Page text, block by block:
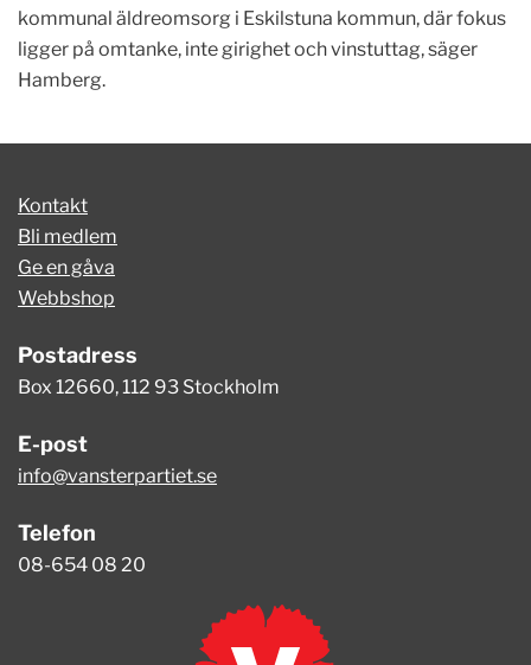
kommunal äldreomsorg i Eskilstuna kommun, där fokus
ligger på omtanke, inte girighet och vinstuttag, säger
Hamberg.
Kontakt
Bli medlem
Ge en gåva
Webbshop
Postadress
Box 12660, 112 93 Stockholm
E-post
info@vansterpartiet.se
Telefon
08-654 08 20